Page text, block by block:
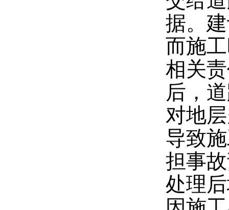
据。
而施
相关
后，
对地
导致
担事
处理